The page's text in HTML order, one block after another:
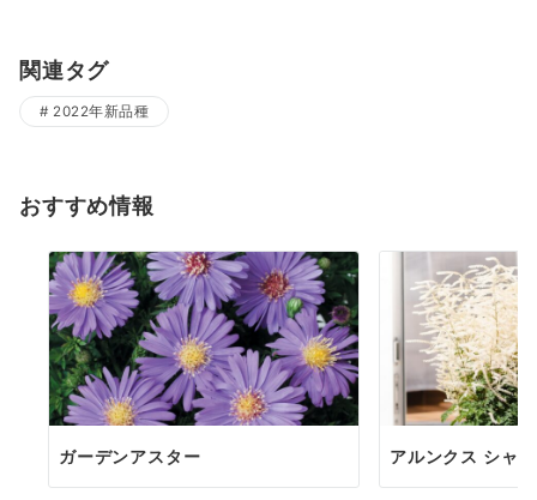
関連タグ
2022年新品種
おすすめ情報
ガーデンアスター アルンクス シャ